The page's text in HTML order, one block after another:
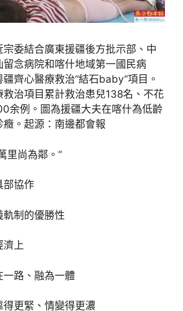
委結合廣東援疆後方批示部、中
留念病院和喀什地域第一國民病
齊心醫療救治“結石baby”項目。
救治項目累計救治患兒138名、不花
余例。圖為援疆大夫在喀什為低齡
癥。起源：南邊都會報
里尚為鄰。”
部協作
制的優勝性
濟上
一路、融為一體
得更緊、情變得更濃